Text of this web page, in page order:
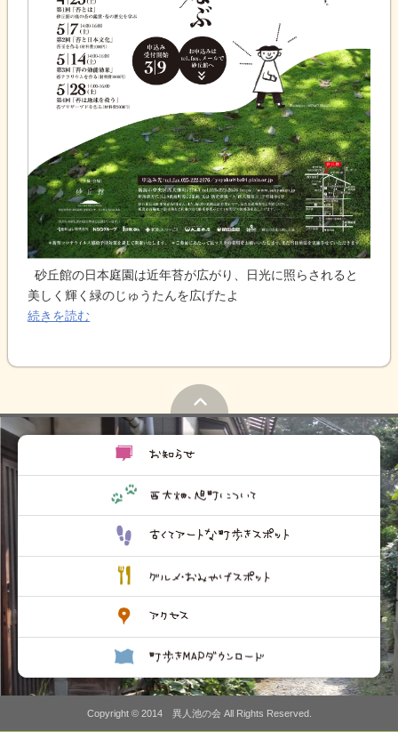
砂丘館の日本庭園は近年苔が広がり、日光に照らされると
美しく輝く緑のじゅうたんを広げたよ
続きを読む
Copyright © 2014 異人池の会 All Rights Reserved.